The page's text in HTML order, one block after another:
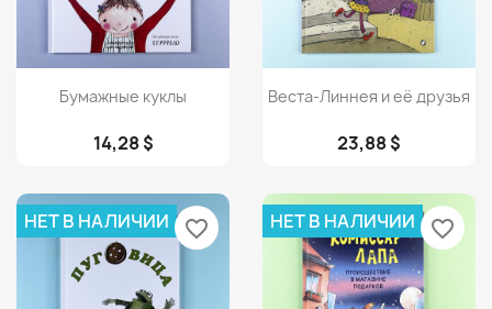
Просмотр
Бумажные куклы
14,28 $
Просмотр
Веста-Линнея и её друзья
23,88 $
НЕТ В НАЛИЧИИ favorite_border НЕТ В НАЛИЧИИ favorite_border